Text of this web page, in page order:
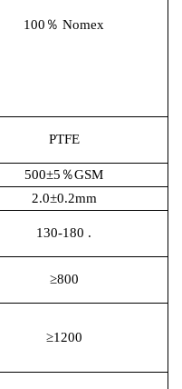
100％ Nomex
PTFE
500±5％GSM
2.0±0.2mm
130-180 .
≥800
≥1200